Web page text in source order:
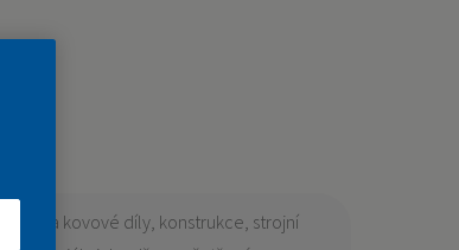
na kovové díly, konstrukce, strojní